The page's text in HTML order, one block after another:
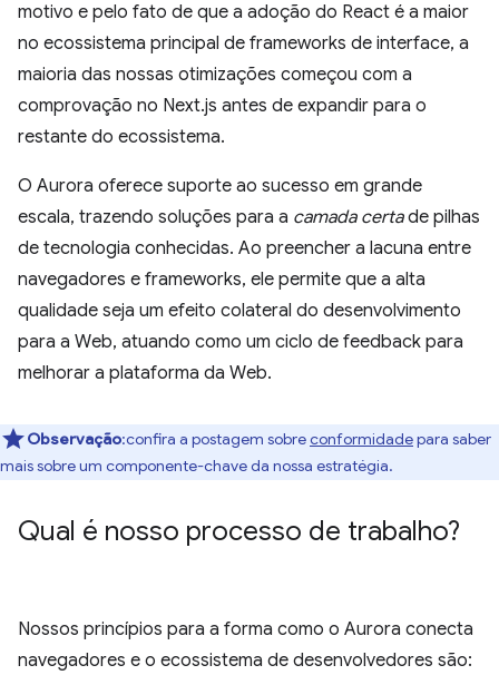
motivo e pelo fato de que a adoção do React é a maior
no ecossistema principal de frameworks de interface, a
maioria das nossas otimizações começou com a
comprovação no Next.js antes de expandir para o
restante do ecossistema.
O Aurora oferece suporte ao sucesso em grande
escala, trazendo soluções para a camada certade pilhas
de tecnologia conhecidas. Ao preencher a lacuna entre
navegadores e frameworks, ele permite que a alta
qualidade seja um efeito colateral do desenvolvimento
para a Web, atuando como um ciclo de feedback para
melhorar a plataforma da Web.
Observação:confira a postagem sobreconformidadepara saber
mais sobre um componente-chave da nossa estratégia.
Qual é nosso processo de trabalho?
Nossos princípios para a forma como o Aurora conecta
navegadores e o ecossistema de desenvolvedores são: